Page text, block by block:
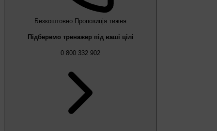
Безкоштовно Пропозиція тижня
Підберемо тренажер під ваші цілі
0 800 332 902